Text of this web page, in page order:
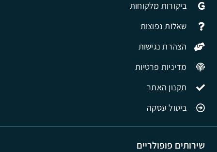
שירותים פופולריים
ביקורות מלקוחות
שאלות נפוצות
הצהרת נגישות
מדיניות פרטיות
תקנון האתר
ביטול עסקה